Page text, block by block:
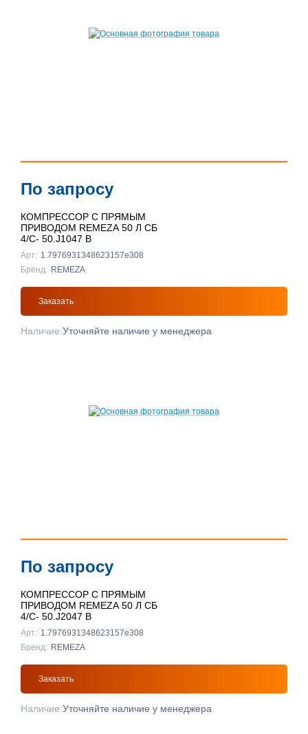
По запросу
КОМПРЕССОР С ПРЯМЫМ
ПРИВОДОМ REMEZA 50 Л СБ
4/С- 50.J1047 B
Арт: 1.7976931348623157e308
Бренд: REMEZA
Заказать
Наличие:Уточняйте наличие у менеджера
По запросу
КОМПРЕССОР С ПРЯМЫМ
ПРИВОДОМ REMEZA 50 Л СБ
4/С- 50.J2047 B
Арт: 1.7976931348623157e308
Бренд: REMEZA
Заказать
Наличие:Уточняйте наличие у менеджера